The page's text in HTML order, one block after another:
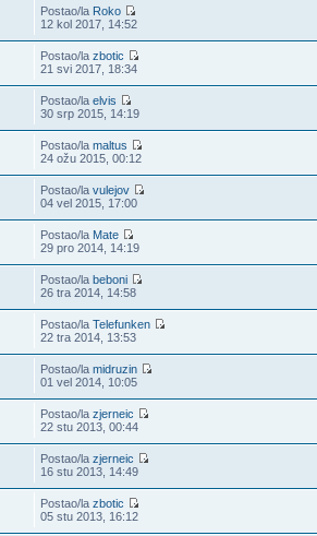
Postao/la Roko
12 kol 2017, 14:52
Postao/lazbotic
21 svi 2017, 18:34
Postao/laelvis
30 srp 2015, 14:19
Postao/lamaltus
24 ožu 2015, 00:12
Postao/lavulejov
04 vel 2015, 17:00
Postao/la Mate
29 pro 2014, 14:19
Postao/labeboni
26 tra 2014, 14:58
Postao/laTelefunken
22 tra 2014, 13:53
Postao/lamidruzin
01 vel 2014, 10:05
Postao/lazjerneic
22 stu 2013, 00:44
Postao/lazjerneic
16 stu 2013, 14:49
Postao/lazbotic
05 stu 2013, 16:12